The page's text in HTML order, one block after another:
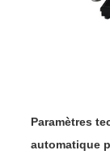
Paramètres
automatique